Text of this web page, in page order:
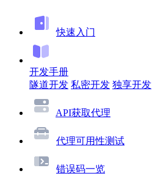
快速入门
开发手册
隧道开发 私密开发 独享开发
API获取代理
代理可用性测试
错误码一览